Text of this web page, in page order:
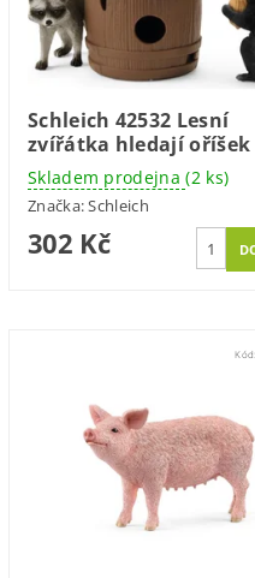
Schleich 42532 Lesní
zvířátka hledají oříšek
Skladem prodejna(2 ks)
Značka:Schleich
302 Kč